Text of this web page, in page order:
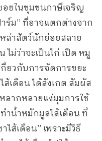
ยในชุมชนภาษีเจริญ
ร์ม” ที่อาจแตกต่างจาก
ล่าสัตว์นักย่อยสลาย
ม่ว่าจะเป็นไก่ เป็ด หมู
กี่ยวกับการจัดการขยะ
เดือน ได้สังเกต สัมผัส
ลากหลายแง่มุมการใช้
ำน้ำหมักมูลไส้เดือน ที่
ไส้เดือน” เพราะมีวิธี